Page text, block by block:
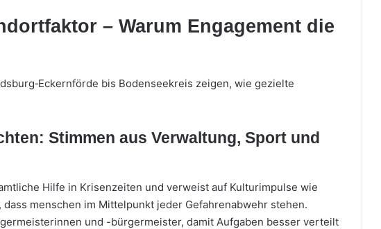
– Warum Engagement die
bis Bodenseekreis zeigen, wie gezielte
Stimmen aus Verwaltung, Sport und
Hilfe in Krisenzeiten und verweist auf Kulturimpulse wie
dass menschen im Mittelpunkt jeder Gefahrenabwehr stehen.
und -bürgermeister, damit Aufgaben besser verteilt